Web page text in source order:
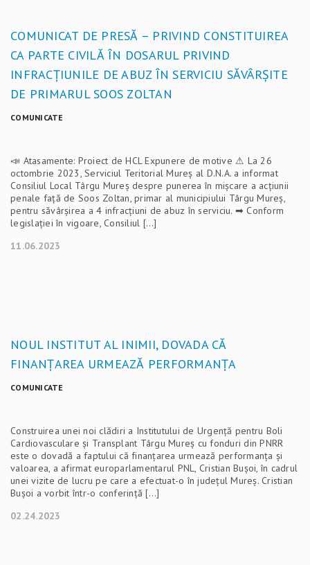
COMUNICAT DE PRESĂ – PRIVIND CONSTITUIREA
CA PARTE CIVILĂ ÎN DOSARUL PRIVIND
INFRACȚIUNILE DE ABUZ ÎN SERVICIU SĂVÂRȘITE
DE PRIMARUL SOOS ZOLTAN
COMUNICATE
📣 Atasamente: Proiect de HCL Expunere de motive ⚠ La 26
octombrie 2023, Serviciul Teritorial Mureș al D.N.A. a informat
Consiliul Local Târgu Mureș despre punerea în mișcare a acțiunii
penale față de Soos Zoltan, primar al municipiului Târgu Mureș,
pentru săvârșirea a 4 infracțiuni de abuz în serviciu. ➡ Conform
legislației în vigoare, Consiliul […]
11.06.2023
NOUL INSTITUT AL INIMII, DOVADA CĂ
FINANȚAREA URMEAZĂ PERFORMANȚA
COMUNICATE
Construirea unei noi clădiri a Institutului de Urgență pentru Boli
Cardiovasculare și Transplant Târgu Mureș cu fonduri din PNRR
este o dovadă a faptului că finanțarea urmează performanța și
valoarea, a afirmat europarlamentarul PNL, Cristian Bușoi, în cadrul
unei vizite de lucru pe care a efectuat-o în județul Mureș. Cristian
Bușoi a vorbit într-o conferință […]
02.24.2023